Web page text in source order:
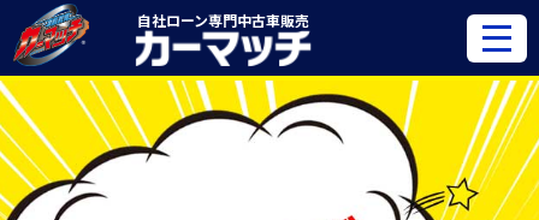
自社ローン専門中古車販売